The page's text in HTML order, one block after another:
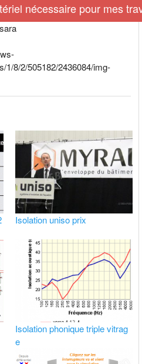
nécessaire pour mes
1/8/2/505182/2436084/img-
Isolation uniso prix
Isolation phonique triple vitrag
e